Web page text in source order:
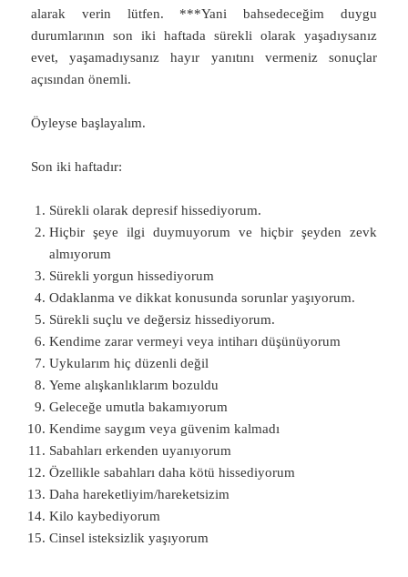
alarak verin lütfen. ***Yani bahsedeceğim duygu
durumlarının son iki haftada sürekli olarak yaşadıysanız
evet, yaşamadıysanız hayır yanıtını vermeniz sonuçlar
açısından önemli.
Öyleyse başlayalım.
Son iki haftadır:
Sürekli olarak depresif hissediyorum.
Hiçbir şeye ilgi duymuyorum ve hiçbir şeyden zevk
almıyorum
Sürekli yorgun hissediyorum
Odaklanma ve dikkat konusunda sorunlar yaşıyorum.
Sürekli suçlu ve değersiz hissediyorum.
Kendime zarar vermeyi veya intiharı düşünüyorum
Uykularım hiç düzenli değil
Yeme alışkanlıklarım bozuldu
Geleceğe umutla bakamıyorum
Kendime saygım veya güvenim kalmadı
Sabahları erkenden uyanıyorum
Özellikle sabahları daha kötü hissediyorum
Daha hareketliyim/hareketsizim
Kilo kaybediyorum
Cinsel isteksizlik yaşıyorum